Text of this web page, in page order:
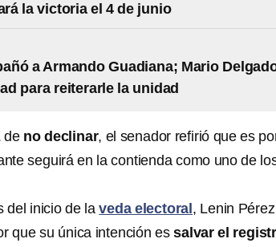
la victoria el 4 de junio
a Armando Guadiana; Mario
para reiterarle la unidad
de no declinar, el senador refirió que es
seguirá en la contienda como uno de
del inicio de laveda electoral , Lenin
que su única intención essalvar el